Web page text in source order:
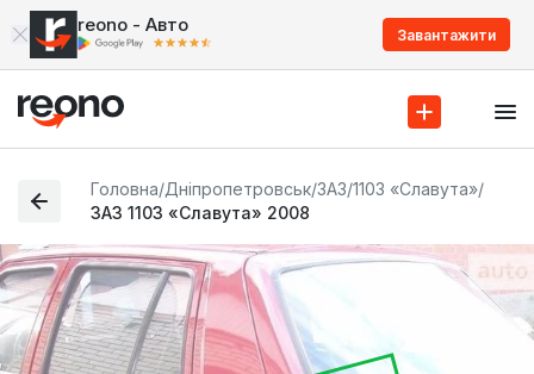
reono - Авто Завантажити
Головна/Дніпропетровськ/ЗАЗ/1103 «Славута»/
ЗАЗ 1103 «Славута» 2008